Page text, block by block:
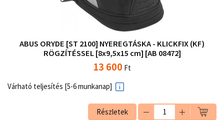
ABUS ORYDE [ST 2100] NYEREGTÁSKA - KLICKFIX (KF)
RÖGZÍTÉSSEL [8x9,5x15 cm] [AB 08472]
13 600 Ft
Várható teljesítés [5-6 munkanap]
Részletek